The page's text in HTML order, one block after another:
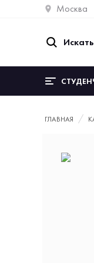
Москва
ГЛАВНАЯ